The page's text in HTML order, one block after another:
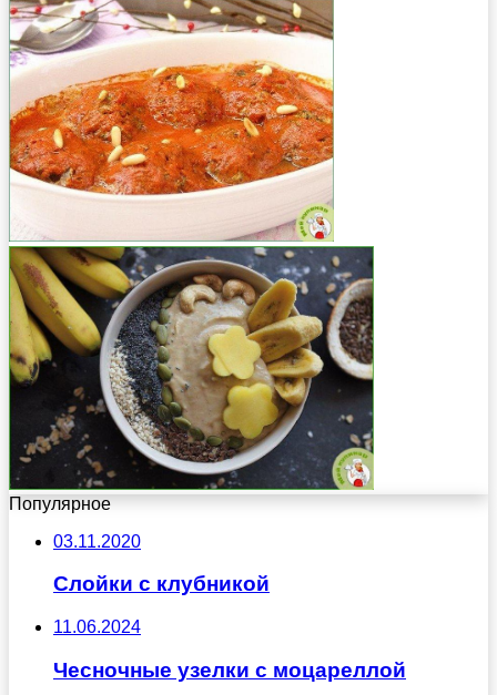
Популярное
03.11.2020
Слойки с клубникой
11.06.2024
Чесночные узелки с моцареллой